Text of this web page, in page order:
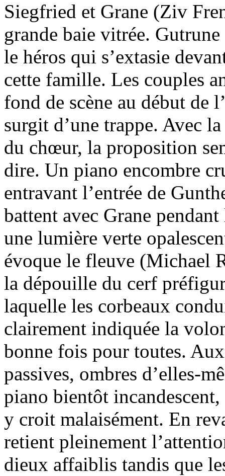
Siegfried et Grane (Ziv
grande baie vitrée.
le héros qui s’extasie
cette famille. Les couples
fond de scène au début de
surgit d’une trappe. Avec
du chœur, la proposition
dire. Un piano encombre
entravant l’entrée de
battent avec Grane
une lumière verte
évoque le fleuve (Michael
la dépouille du cerf
laquelle les corbeaux
clairement indiquée la
bonne fois pour toutes.
passives, ombres d’elles-
piano bientôt
y croit malaisément. En
retient pleinement
dieux affaiblis tandis que